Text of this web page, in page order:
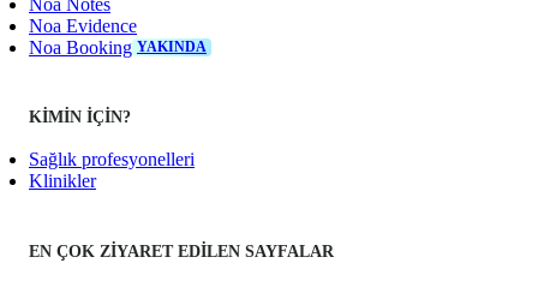
Noa Evidence
Noa Booking YAKINDA
KIMIN IÇIN?
Sağlık profesyonelleri
Klinikler
EN ÇOK ZIYARET EDILEN SAYFALAR